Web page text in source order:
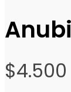
$4.500